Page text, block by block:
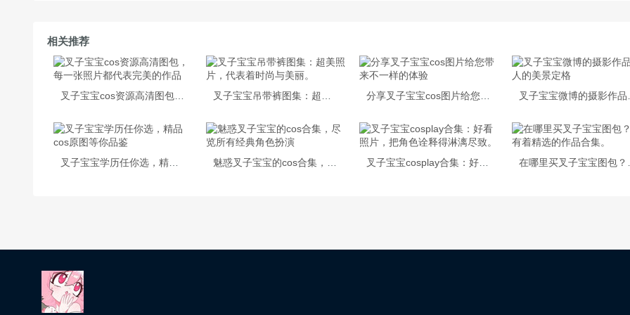
相关推荐
叉子宝宝cos资源高清图包，每一张照片都代表完美的作品 叉子宝宝吊带裤图集：超美照片，代表着时尚与美丽。 分享叉子宝宝cos图片给您带来不一样的体验 叉子
叉子宝宝学历任你选，精品cos原图等你品鉴 叉子宝宝cosplay合集：好看照片，把角色诠释得淋漓尽致。